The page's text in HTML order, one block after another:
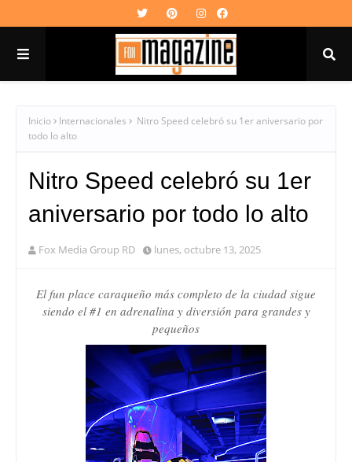
Inicio Internacionales
Nitro Speed celebró su 1er aniversario por
todo lo alto
Nitro Speed celebró su 1er
aniversario por todo lo alto
Fox Media Group RD lunes, octubre 13, 2025
El fun place caraqueño más completo de la ciudad sigue
siendo el #1 en adrenalina y diversión para grandes y
pequeños